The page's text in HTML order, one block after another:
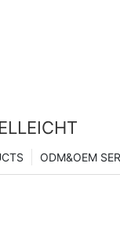
ODM&OEM